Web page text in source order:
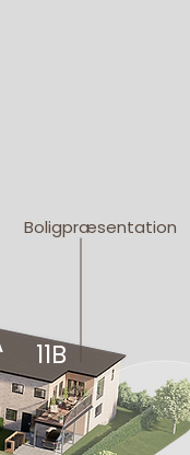
Boligpræsentation
11B